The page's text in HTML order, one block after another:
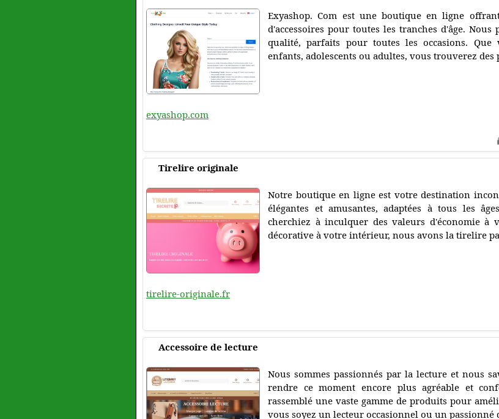
Exyashop. Com est une boutique en ligne
d'accessoires pour toutes les tranches d'âge.
qualité, parfaits pour toutes les occasions. Que
enfants, adolescents ou adultes, vous trouverez
exyashop.com
Tirelire originale
Notre boutique en ligne est votre destination
élégantes et amusantes, adaptées à tous les
cherchiez à inculquer des valeurs d'économie à
décorative à votre intérieur, nous avons la tirelire
tirelire-originale.fr
Accessoire de lecture
Nous sommes passionnés par la lecture et nous
rendre ce moment encore plus agréable et
rassemblé une vaste gamme de produits pour
vous soyez un lecteur occasionnel ou un passionné